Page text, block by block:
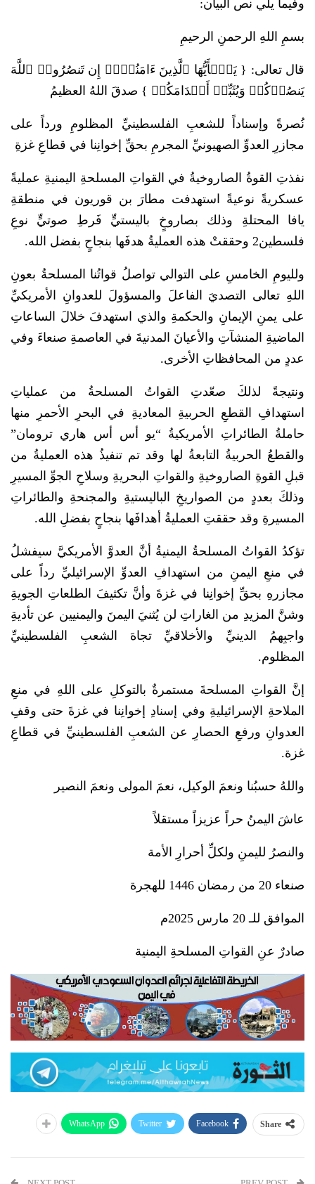
وفيما يلي نص البيان:
بسمِ اللهِ الرحمنِ الرحيمِ
قال تعالى: { یَـٰۤأَیُّهَا ٱلَّذِینَ ءَامَنُوۤا۟ إِن تَنصُرُوا۟ ٱللَّهَ
یَنصُرۡكُمۡ وَیُثَبِّتۡ أَقۡدَامَكُمۡ } صدقَ اللهُ العظيمُ
نُصرةً وإسناداً للشعبِ الفلسطينيِّ المظلومِ ورداً على
مجازرِ العدوِّ الصهيونيِّ المجرمِ بحقِّ إخوانِنا في قطاعِ غزةِ
نفذتِ القوةُ الصاروخيةُ في القواتِ المسلحةِ اليمنيةِ عمليةً
عسكريةً نوعيةً استهدفت مطارَ بن قوريون في منطقةِ
يافا المحتلةِ وذلك بصاروخٍ باليستيٍّ فَرطِ صوتيٍّ نوعِ
فلسطين2 وحققتْ هذه العمليةُ هدفَها بنجاحٍ بفضل الله.
ولليومِ الخامسِ على التوالي تواصلُ قواتُنا المسلحةُ بعونِ
اللهِ تعالى التصديَ الفاعلَ والمسؤولَ للعدوانِ الأمريكيِّ
على يمنِ الإيمانِ والحكمةِ والذي استهدفَ خلالَ الساعاتِ
الماضيةِ المنشآتِ والأعيانَ المدنيةَ في العاصمةِ صنعاءَ وفي
عددٍ من المحافظاتِ الأخرى.
ونتيجةً لذلكَ صعّدتِ القواتُ المسلحةُ من عملياتِ
استهدافِ القطعِ الحربيةِ المعاديةِ في البحرِ الأحمرِ منها
حاملةُ الطائراتِ الأمريكيةُ “يو أس أس هاري ترومان”
والقطعُ الحربيةُ التابعةُ لها وقد تم تنفيذُ هذه العمليةُ من
قبلِ القوةِ الصاروخيةِ والقواتِ البحريةِ وسلاحِ الجوِّ المسيرِ
وذلكَ بعددٍ من الصواريخِ الباليستيةِ والمجنحةِ والطائراتِ
المسيرةِ وقد حققتِ العمليةُ أهدافَها بنجاحٍ بفضلِ الله.
تؤكدُ القواتُ المسلحةُ اليمنيةُ أنَّ العدوَّ الأمريكيَّ سيفشلُ
في منعِ اليمنِ من استهدافِ العدوِّ الإسرائيليِّ رداً على
مجازرهِ بحقِّ إخوانِنا في غزةَ وأنَّ تكثيفَ الطلعاتِ الجويةِ
وشنَّ المزيدِ من الغاراتِ لن يُثنيَ اليمنَ واليمنيين عن تأديةِ
واجبِهمُ الدينيِّ والأخلاقيِّ تجاهَ الشعبِ الفلسطينيِّ
المظلوم.
إنَّ القواتِ المسلحةَ مستمرةٌ بالتوكلِ على اللهِ في منعِ
الملاحةِ الإسرائيليةِ وفي إسنادِ إخوانِنا في غزةَ حتى وقفِ
العدوانِ ورفعِ الحصارِ عن الشعبِ الفلسطينيِّ في قطاعِ
غزة.
واللهُ حسبُنا ونعمَ الوكيل، نعمَ المولى ونعمَ النصير
عاشَ اليمنُ حراً عزيزاً مستقلاً
والنصرُ لليمنِ ولكلِّ أحرارِ الأمة
صنعاء 20 من رمضان 1446 للهجرة
الموافق للـ 20 مارس 2025م
صادرٌ عنِ القواتِ المسلحةِ اليمنية
Share
Facebook
Twitter
WhatsApp